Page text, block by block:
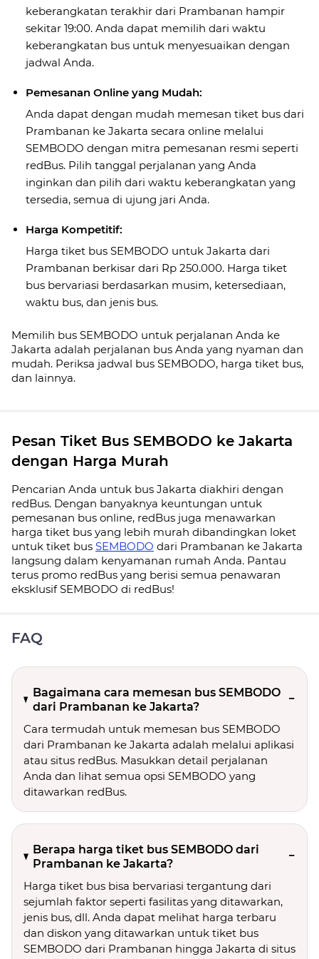
keberangkatan terakhir dari Prambanan hampir
sekitar 19:00. Anda dapat memilih dari waktu
keberangkatan bus untuk menyesuaikan dengan
jadwal Anda.
Pemesanan Online yang Mudah:
Anda dapat dengan mudah memesan tiket bus dari
Prambanan ke Jakarta secara online melalui
SEMBODO dengan mitra pemesanan resmi seperti
redBus. Pilih tanggal perjalanan yang Anda
inginkan dan pilih dari waktu keberangkatan yang
tersedia, semua di ujung jari Anda.
Harga Kompetitif:
Harga tiket bus SEMBODO untuk Jakarta dari
Prambanan berkisar dari Rp 250.000. Harga tiket
bus bervariasi berdasarkan musim, ketersediaan,
waktu bus, dan jenis bus.
Memilih bus SEMBODO untuk perjalanan Anda ke
Jakarta adalah perjalanan bus Anda yang nyaman dan
mudah. Periksa jadwal bus SEMBODO, harga tiket bus,
dan lainnya.
Pesan Tiket Bus SEMBODO ke Jakarta
dengan Harga Murah
Pencarian Anda untuk bus Jakarta diakhiri dengan
redBus. Dengan banyaknya keuntungan untuk
pemesanan bus online, redBus juga menawarkan
harga tiket bus yang lebih murah dibandingkan loket
untuk tiket bus SEMBODO dari Prambanan ke Jakarta
langsung dalam kenyamanan rumah Anda. Pantau
terus promo redBus yang berisi semua penawaran
eksklusif SEMBODO di redBus!
FAQ
Bagaimana cara memesan bus SEMBODO
dari Prambanan ke Jakarta?
Cara termudah untuk memesan bus SEMBODO
dari Prambanan ke Jakarta adalah melalui aplikasi
atau situs redBus. Masukkan detail perjalanan
Anda dan lihat semua opsi SEMBODO yang
ditawarkan redBus.
Berapa harga tiket bus SEMBODO dari
Prambanan ke Jakarta?
Harga tiket bus bisa bervariasi tergantung dari
sejumlah faktor seperti fasilitas yang ditawarkan,
jenis bus, dll. Anda dapat melihat harga terbaru
dan diskon yang ditawarkan untuk tiket bus
SEMBODO dari Prambanan hingga Jakarta di situs